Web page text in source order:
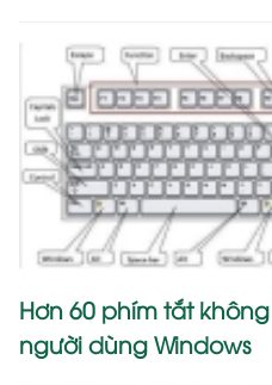
Hơn 60 phím tắt
người dùng Windows